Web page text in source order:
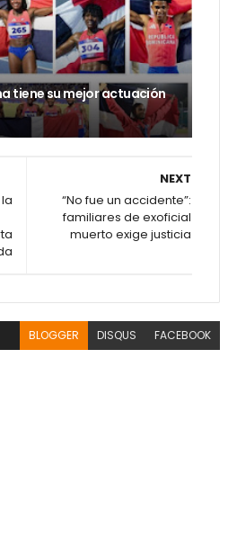
tiene su mejor actuación
NEXT
“No fue un accidente”:
familiares de exoficial
muerto exige justicia
BLOGGER DISQUS FACEBOOK